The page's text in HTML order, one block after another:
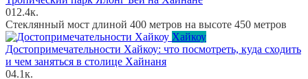
012.4к.
Стеклянный мост длиной 400 метров на высоте 450 метров
Хайкоу
Достопримечательности Хайкоу: что посмотреть, куда сходить
и чем заняться в столице Хайнаня
04.1к.